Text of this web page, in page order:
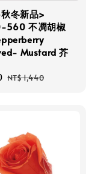
冬新品>
不凋胡椒
Mustard 芥
Regular
NT$ 1,440